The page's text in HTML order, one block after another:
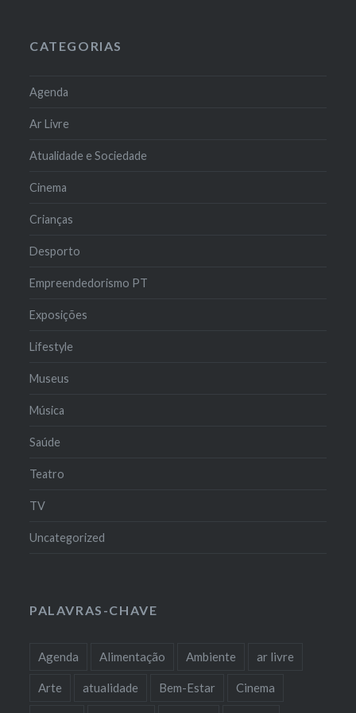
CATEGORIAS
Agenda
Ar Livre
Atualidade e Sociedade
Cinema
Crianças
Desporto
Empreendedorismo PT
Exposições
Lifestyle
Museus
Música
Saúde
Teatro
TV
Uncategorized
PALAVRAS-CHAVE
Agenda Alimentação Ambiente ar livre
Arte atualidade Bem-Estar Cinema